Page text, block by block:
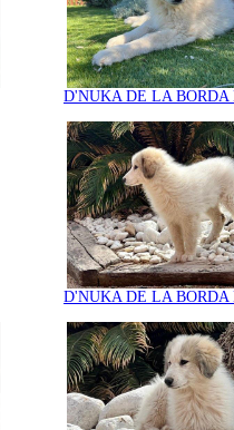
D'NUKA DE LA BORDA
D'NUKA DE LA BORDA